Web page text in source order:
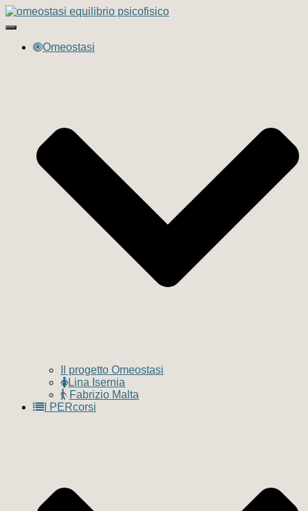
Navigazione
toggle
Omeostasi
Il progetto Omeostasi
Lina Isernia
Fabrizio Malta
I PERcorsi